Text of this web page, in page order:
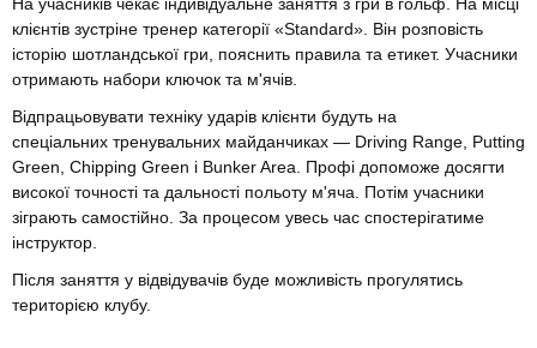
клієнтів зустріне тренер категорії «Standard». Він розповість
історію шотландської гри, пояснить правила та етикет. Учасники
отримають набори ключок та м'ячів.
Відпрацьовувати техніку ударів клієнти будуть на
спеціальних тренувальних майданчиках — Driving Range, Putting
Green, Chipping Green і Bunker Area. Профі допоможе досягти
високої точності та дальності польоту м'яча. Потім учасники
зіграють самостійно. За процесом увесь час спостерігатиме
інструктор.
Після заняття у відвідувачів буде можливість прогулятись
територією клубу.